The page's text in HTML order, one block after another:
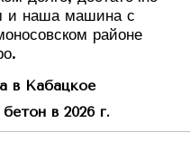
и наша машина с
районе
в Кабацкое
в 2026 г.